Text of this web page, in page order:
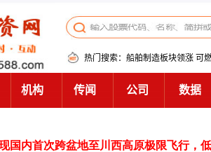
国内首次跨盆地至川西高原极限飞行，